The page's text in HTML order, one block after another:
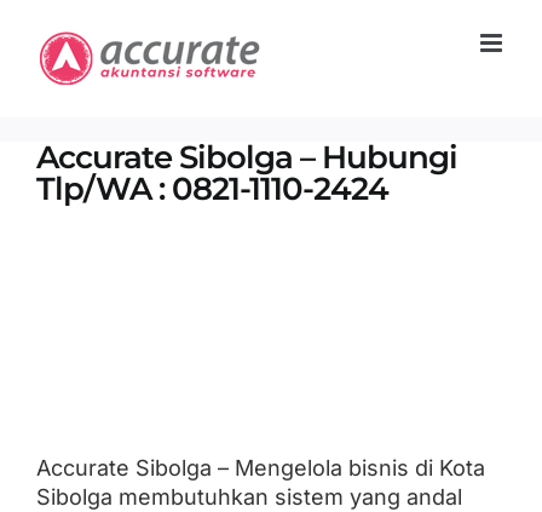
content
Accurate Sibolga – Hubungi
Tlp/WA : 0821-1110-2424
Accurate Sibolga – Mengelola bisnis di Kota
Sibolga membutuhkan sistem yang andal